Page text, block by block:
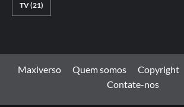
TV(21)
Maxiverso Quem somos Copyright
Contate-nos